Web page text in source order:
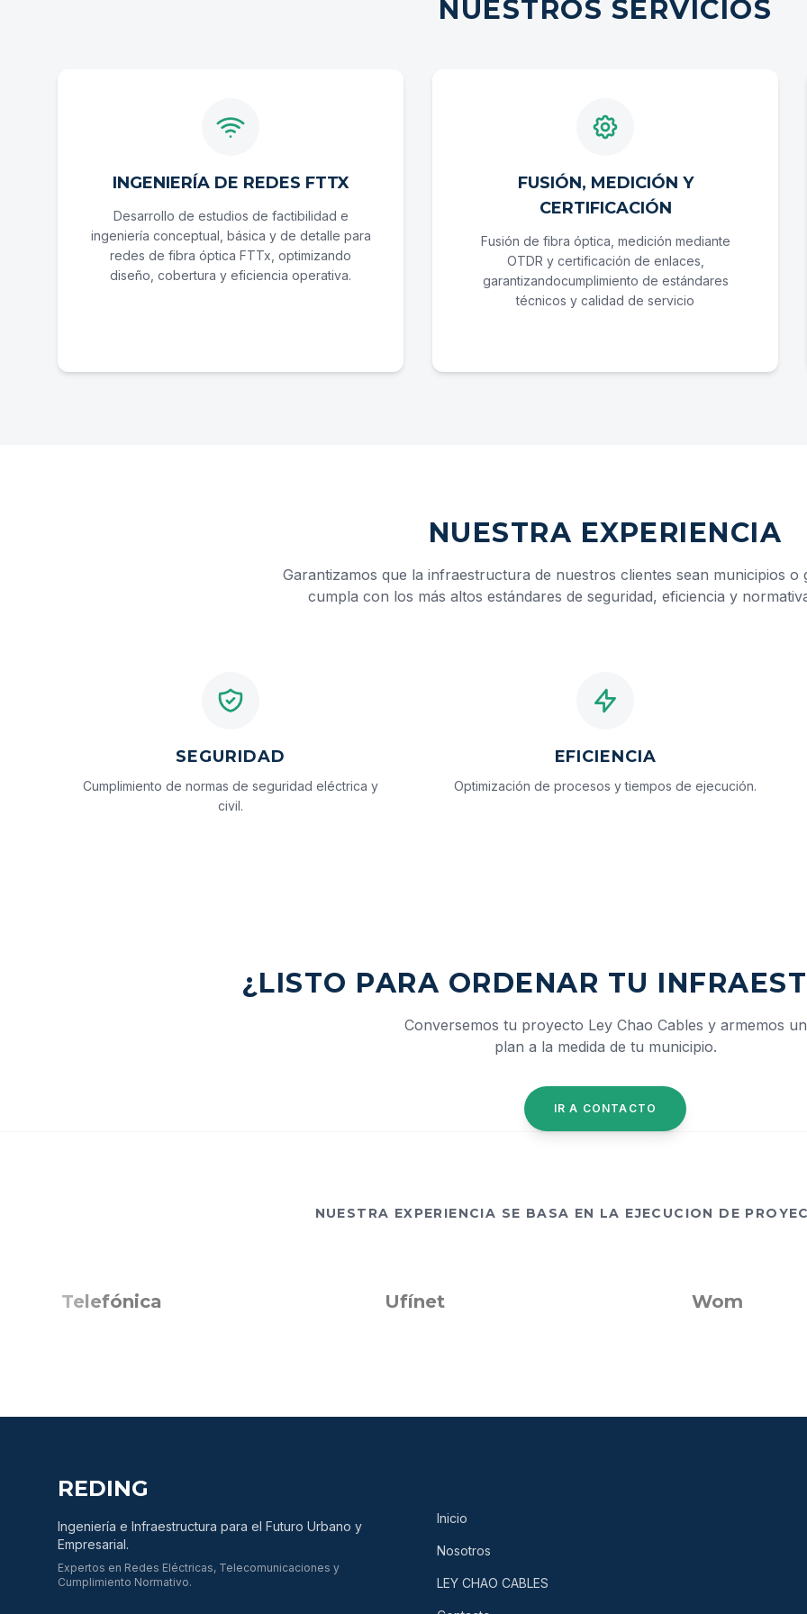
NUESTROS SERVICIOS
INGENIERÍA DE REDES FTTX
Desarrollo de estudios de factibilidad e
ingeniería conceptual, básica y de detalle para
redes de fibra óptica FTTx, optimizando
diseño, cobertura y eficiencia operativa.
FUSIÓN, MEDICIÓN Y
CERTIFICACIÓN
Fusión de fibra óptica, medición mediante
OTDR y certificación de enlaces,
garantizandocumplimiento de estándares
técnicos y calidad de servicio
NUESTRA EXPERIENCIA
Garantizamos que la infraestructura de nuestros clientes sean municipios o
cumpla con los más altos estándares de seguridad, eficiencia y
SEGURIDAD
Cumplimiento de normas de seguridad eléctrica y
civil.
EFICIENCIA
Optimización de procesos y tiempos de ejecución.
¿LISTO PARA ORDENAR TU
Conversemos tu proyecto Ley Chao Cables y armemos un
plan a la medida de tu municipio.
IR A CONTACTO
NUESTRA EXPERIENCIA SE BASA EN LA EJECUCION DE
REDING
Ingeniería e Infraestructura para el Futuro Urbano y
Empresarial.
Expertos en Redes Eléctricas, Telecomunicaciones y
Cumplimiento Normativo.
Inicio
Nosotros
LEY CHAO CABLES